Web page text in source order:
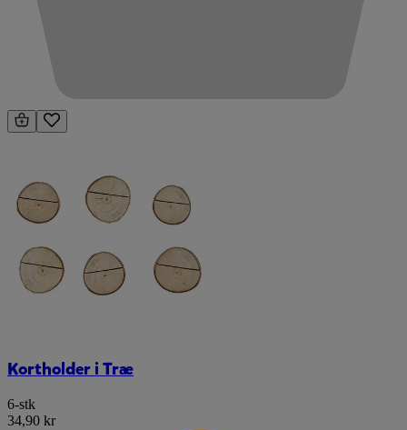
Kortholder i Træ
6-stk
34,90 kr